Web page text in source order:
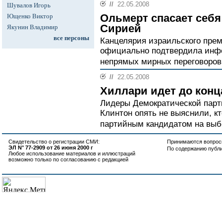
Шувалов Игорь
Ющенко Виктор
Якунин Владимир
все персоны
// 22.05.2008
Ольмерт спасает
Сирией
Канцелярия израильского
официально подтвердила
непрямых мирных
// 22.05.2008
Хиллари идет до
Лидеры Демократической
Клинтон опять не выяснили,
партийным кандидатом на
Свидетельство о регистрации СМИ:
ЭЛ N° 77-2909 от 26 июня 2000 г
Любое использование материалов и иллюстраций
возможно только по согласованию с редакцией
Принимаются
По содержанию